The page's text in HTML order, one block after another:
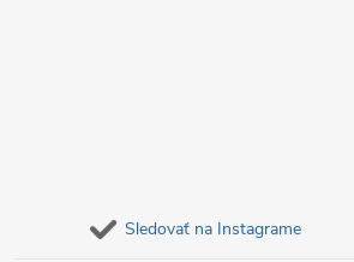
Sledovať na Instagrame